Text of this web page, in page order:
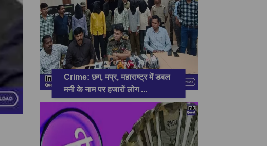
Crime: छग, मप्र, महाराष्ट्र में डबल
मनी के नाम पर हजारों लोग...